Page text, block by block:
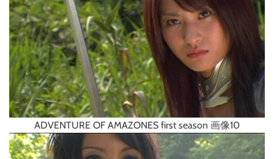
ADVENTURE OF AMAZONES first season 画像10